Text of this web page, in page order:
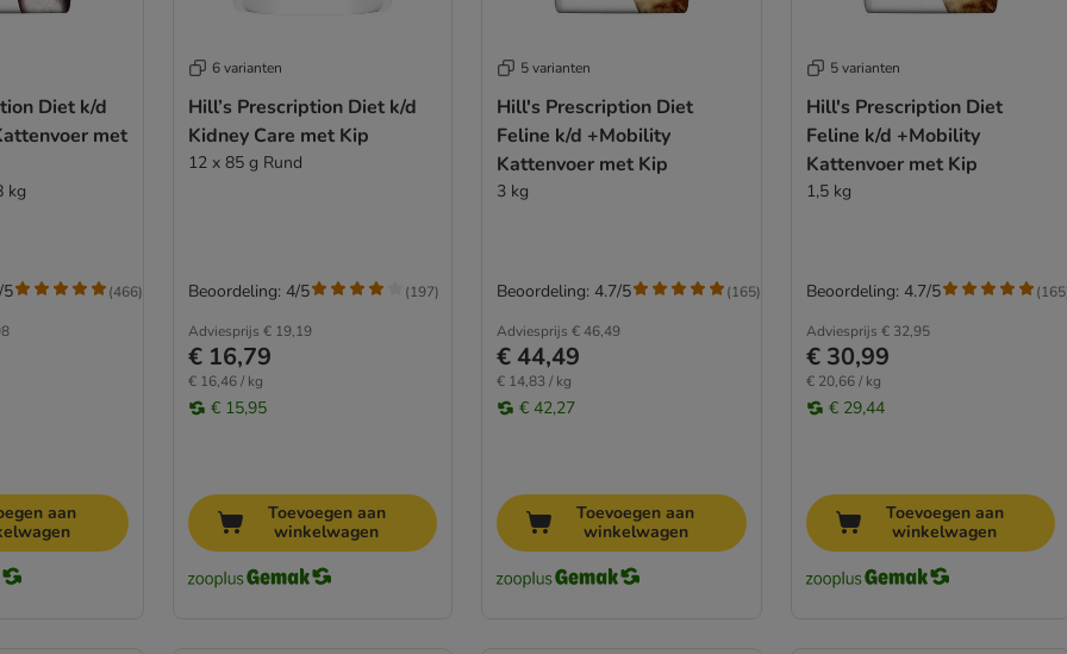
Diet k/d
met
kg
5 (466)
aan
6 varianten
Hill’s Prescription Diet k/d
Kidney Care met Kip
12 x 85 g Rund
Adviesprijs € 19,19
€ 16,79
€ 16,46 / kg
€ 15,95
Beoordeling: 4/5 (197)
Toevoegen aan
winkelwagen
5 varianten
Hill's Prescription Diet
Feline k/d +Mobility
Kattenvoer met Kip
3 kg
Adviesprijs € 46,49
€ 44,49
€ 14,83 / kg
€ 42,27
Beoordeling: 4.7/5 (165)
Toevoegen aan
winkelwagen
5 varianten
Hill's Prescription Diet
Feline k/d +Mobility
Kattenvoer met Kip
1,5 kg
Adviesprijs € 32,95
€ 30,99
€ 20,66 / kg
€ 29,44
Beoordeling: 4.7/5 (165
Toevoegen aan
winkelwagen